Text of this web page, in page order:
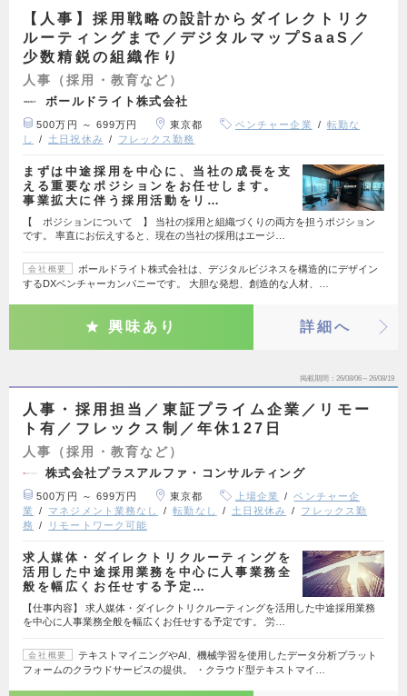
【人事】採用戦略の設計からダイレクトリク
ルーティングまで／デジタルマップSaaS／
少数精鋭の組織作り
人事（採用・教育など）
ボールドライト株式会社
500万円 ～ 699万円 東京都 ベンチャー企業
転勤な
し
土日祝休み フレックス勤務
まずは中途採用を中心に、当社の成長を支
える重要なポジションをお任せします。
事業拡大に伴う採用活動をリ…
【 ポジションについて 】 当社の採用と組織づくりの両方を担うポジション
です。 率直にお伝えすると、現在の当社の採用はエージ…
会社概要
ボールドライト株式会社は、デジタルビジネスを構造的にデザイン
するDXベンチャーカンパニーです。 大胆な発想、創造的な人材、…
興味あり 詳細へ
掲載期間 26/08/06～26/08/19
人事・採用担当／東証プライム企業／リモー
ト有／フレックス制／年休127日
人事（採用・教育など）
株式会社プラスアルファ・コンサルティング
500万円 ～ 699万円 東京都 上場企業
ベンチャー企
業
マネジメント業務なし 転勤なし 土日祝休み
フレックス勤
務
リモートワーク可能
求人媒体・ダイレクトリクルーティングを
活用した中途採用業務を中心に人事業務全
般を幅広くお任せする予定…
【仕事内容】 求人媒体・ダイレクトリクルーティングを活用した中途採用業務
を中心に人事業務全般を幅広くお任せする予定です。 労…
会社概要
テキストマイニングやAI、機械学習を使用したデータ分析プラット
フォームのクラウドサービスの提供。 ・クラウド型テキストマイ…